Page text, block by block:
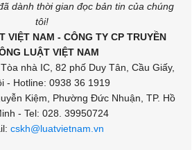
dành thời gian đọc bản tin của chúng
tôi!
VIỆT NAM - CÔNG TY CP TRUYỀN
LUẬT VIỆT NAM
nhà IC, 82 phố Duy Tân, Cầu Giấy,
- Hotline: 0938 36 1919
Kiệm, Phường Đức Nhuận, TP. Hồ
- Tel: 028. 39950724
cskh@luatvietnam.vn